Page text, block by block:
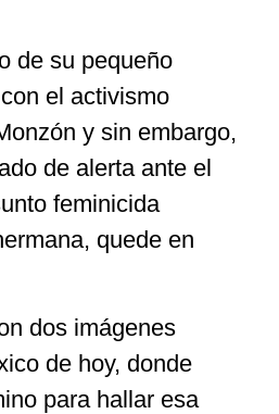
de su pequeño
el activismo
y sin embargo,
de alerta ante el
feminicida
quede en
dos imágenes
de hoy, donde
para hallar esa